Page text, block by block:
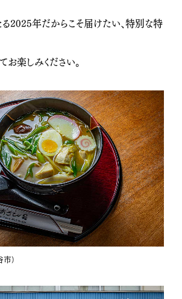
2025年だからこそ届けたい、特別な特
お楽しみください。
）